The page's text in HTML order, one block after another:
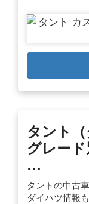
タント
グレー
…
タントの中古
ダイハツ情報